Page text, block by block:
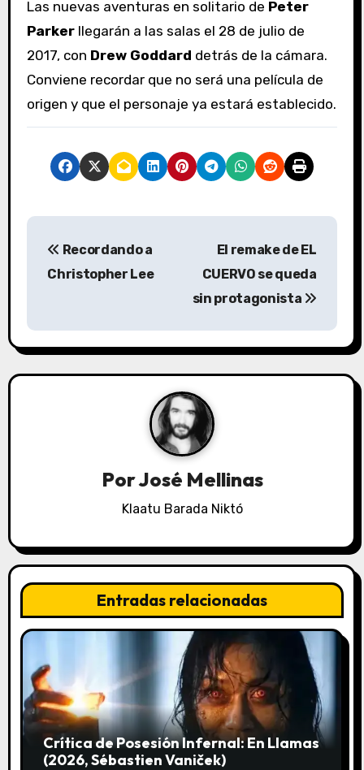
Las nuevas aventuras en solitario de Peter
Parkerllegarán a las salas el 28 de julio de
2017, con Drew Goddard detrás de la cámara.
Conviene recordar que no será una película de
origen y que el personaje ya estará establecido.
N
e
g
d
e
e
n
t
r
Recordando a
Christopher Lee
El remake de EL
CUERVO se queda
sin protagonista
PorJosé Mellinas
Klaatu Barada Niktó
Entradas relacionadas
Crítica de Posesión Infernal: En Llamas
(2026, Sébastien Vaniček)